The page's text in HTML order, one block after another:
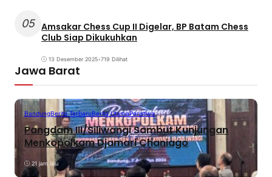
05 Amsakar Chess Cup II Digelar, BP Batam Chess
Club Siap Dikukuhkan
13 Desember 2025•719 Dilihat
Jawa Barat
BandungBerita TerbaruBerita UtamaPeristiwa
Pangdam III/Siliwangi Sambut Kunjungan
Menkopolkam Djamari Chaniago
21 jam lalu